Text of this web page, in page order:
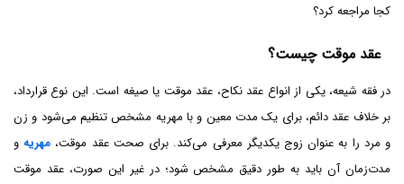
کجا مراجعه کرد؟
عقد موقت چیست؟
در فقه شیعه، یکی از انواع عقد نکاح، عقد موقت یا صیغه است. این نوع قرارداد،
بر خلاف عقد دائم، برای یک مدت معین و با مهریه مشخص تنظیم می‌شود و زن
و مرد را به‌ عنوان زوج یکدیگر معرفی می‌کند. برای صحت عقد موقت، مهریهو
مدت‌زمان آن باید به طور دقیق مشخص شود؛ در غیر این صورت، عقد موقت